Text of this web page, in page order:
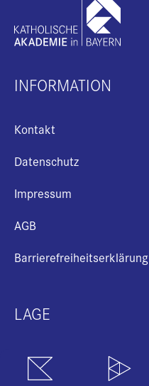
INFORMATION
Kontakt
Datenschutz
Impressum
AGB
Barrierefreiheitserklärung
LAGE